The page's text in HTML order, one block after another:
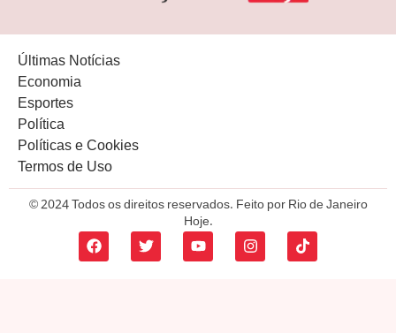
Últimas Notícias
Economia
Esportes
Política
Políticas e Cookies
Termos de Uso
© 2024 Todos os direitos reservados. Feito por Rio de Janeiro
Hoje.